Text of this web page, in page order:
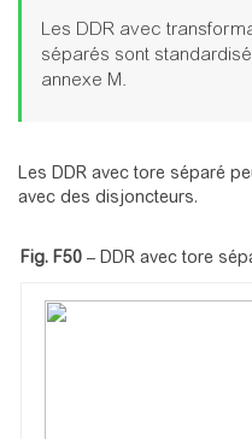
Les DDR avec
séparés sont
annexe M.
Les DDR avec tore séparé
avec des disjoncteurs.
Fig. F50 – DDR avec tore